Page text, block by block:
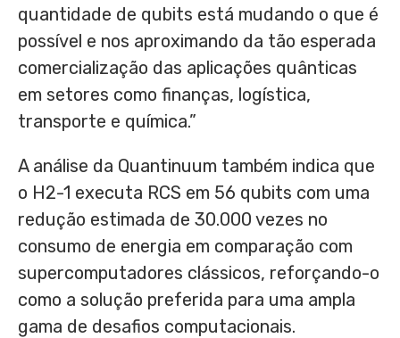
quantidade de qubits está mudando o que é
possível e nos aproximando da tão esperada
comercialização das aplicações quânticas
em setores como finanças, logística,
transporte e química.”
A análise da Quantinuum também indica que
o H2-1 executa RCS em 56 qubits com uma
redução estimada de 30.000 vezes no
consumo de energia em comparação com
supercomputadores clássicos, reforçando-o
como a solução preferida para uma ampla
gama de desafios computacionais.